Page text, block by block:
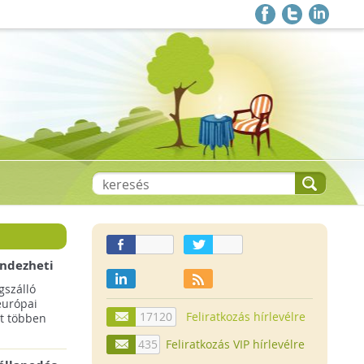
többen
17120
Feliratkozás hírlevélre
435
Feliratkozás VIP hírlevélre